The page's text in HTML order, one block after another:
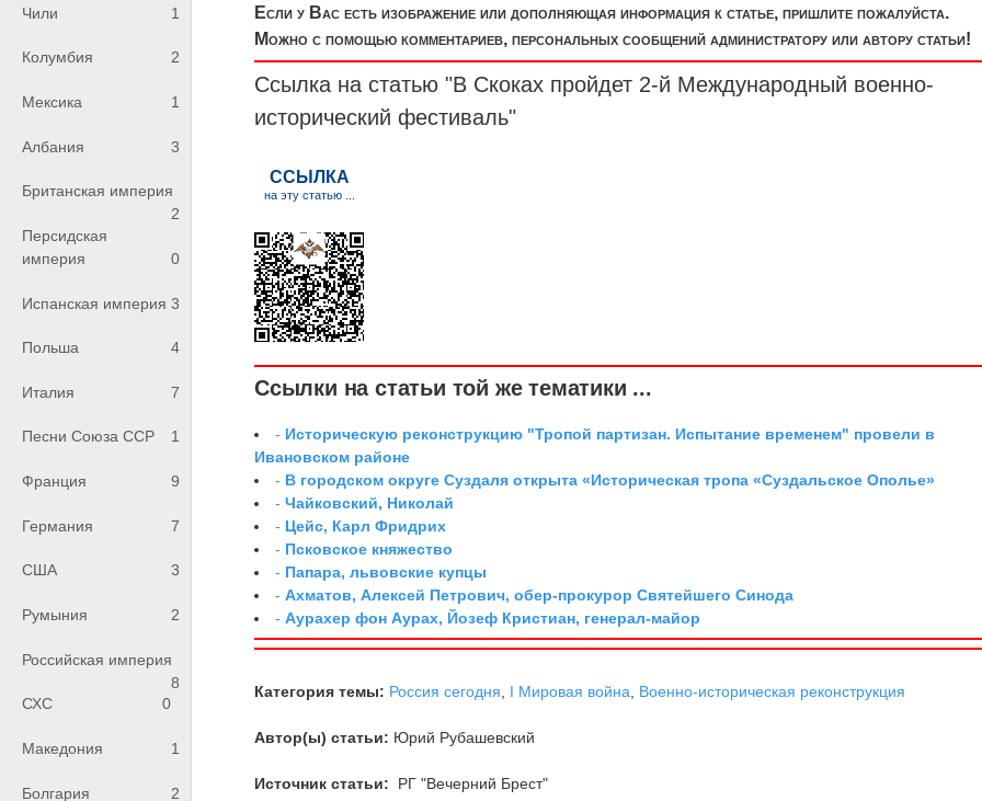
Чили 1
Колумбия 2
Мексика 1
Албания 3
Британская империя
2
Персидская
империя
0
Испанская империя 3
Польша 4
Италия 7
Песни Союза ССР 1
Франция 9
Германия 7
США 3
Румыния 2
Российская империя
8
СХС
0
Македония 1
Болгария 2
Если у Вас есть изображение или дополняющая информация к статье, пришлите пожалуйста.
Можно с помощью комментариев, персональных сообщений администратору или автору статьи!
Ссылка на статью "В Скоках пройдет 2-й Международный военно-
исторический фестиваль"
Ссылки на статьи той же тематики ...
- Историческую реконструкцию "Тропой партизан. Испытание временем" провели в
Ивановском районе
- В городском округе Суздаля открыта «Историческая тропа «Суздальское Ополье»
-Чайковский, Николай
- Цейс, Карл Фридрих
- Псковское княжество
- Папара, львовские купцы
-Ахматов, Алексей Петрович, обер-прокурор Святейшего Синода
-Аурахер фон Аурах, Йозеф Кристиан, генерал-майор
Категория темы: Россия сегодня I Мировая война Военно-историческая реконструкция
Автор(ы) статьи: Юрий Рубашевский
Источник статьи: РГ "Вечерний Брест"